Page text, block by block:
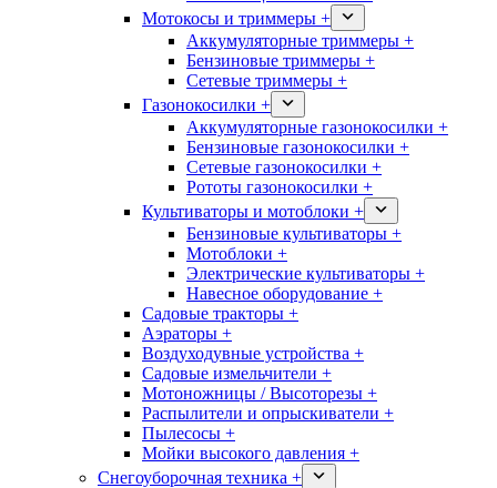
Мотокосы и триммеры +
Аккумуляторные триммеры +
Бензиновые триммеры +
Сетевые триммеры +
Газонокосилки +
Аккумуляторные газонокосилки +
Бензиновые газонокосилки +
Сетевые газонокосилки +
Рототы газонокосилки +
Культиваторы и мотоблоки +
Бензиновые культиваторы +
Мотоблоки +
Электрические культиваторы +
Навесное оборудование +
Садовые тракторы +
Аэраторы +
Воздуходувные устройства +
Садовые измельчители +
Мотоножницы / Высоторезы +
Распылители и опрыскиватели +
Пылесосы +
Мойки высокого давления +
Снегоуборочная техника +